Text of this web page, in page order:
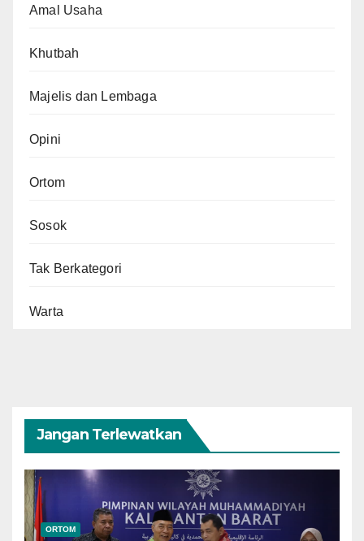
Amal Usaha
Khutbah
Majelis dan Lembaga
Opini
Ortom
Sosok
Tak Berkategori
Warta
Jangan Terlewatkan
ORTOM